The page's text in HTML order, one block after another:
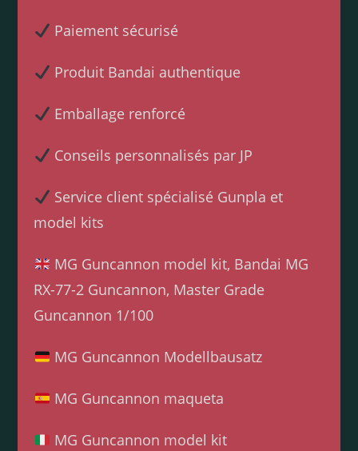
Paiement sécurisé
Produit Bandai authentique
Emballage renforcé
Conseils personnalisés par JP
Service client spécialisé Gunpla et
model kits
MG Guncannon model kit, Bandai MG
RX-77-2 Guncannon, Master Grade
Guncannon 1/100
MG Guncannon Modellbausatz
MG Guncannon maqueta
MG Guncannon model kit